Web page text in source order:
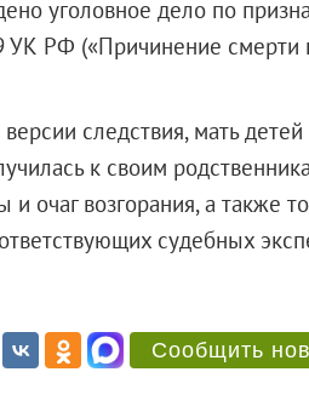
уголовное дело по
УК РФ («Причинение
следствия, мать
к своим
и очаг возгорания, а также
судебных
Сообщить